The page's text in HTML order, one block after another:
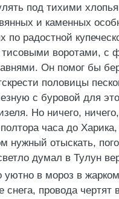
под тихими
и каменных
по радостной
воротами, с
Он помог бы
половицы
с буровой для
Но ничего,
часа до
нужный отыскать,
думал в Тулун
уютно в мороз в жарком
снега, провода чертят